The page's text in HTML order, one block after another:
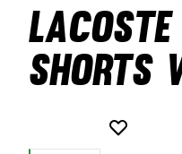
Shorts